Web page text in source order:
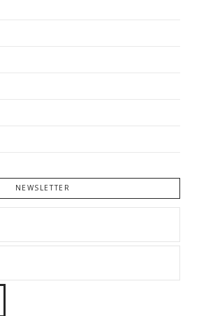
NEWSLETTER